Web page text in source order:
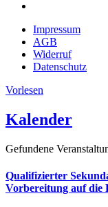
Impressum
AGB
Widerruf
Datenschutz
Vorlesen
Kalender
Gefundene
Qualifizierter
Vorbereitung auf die